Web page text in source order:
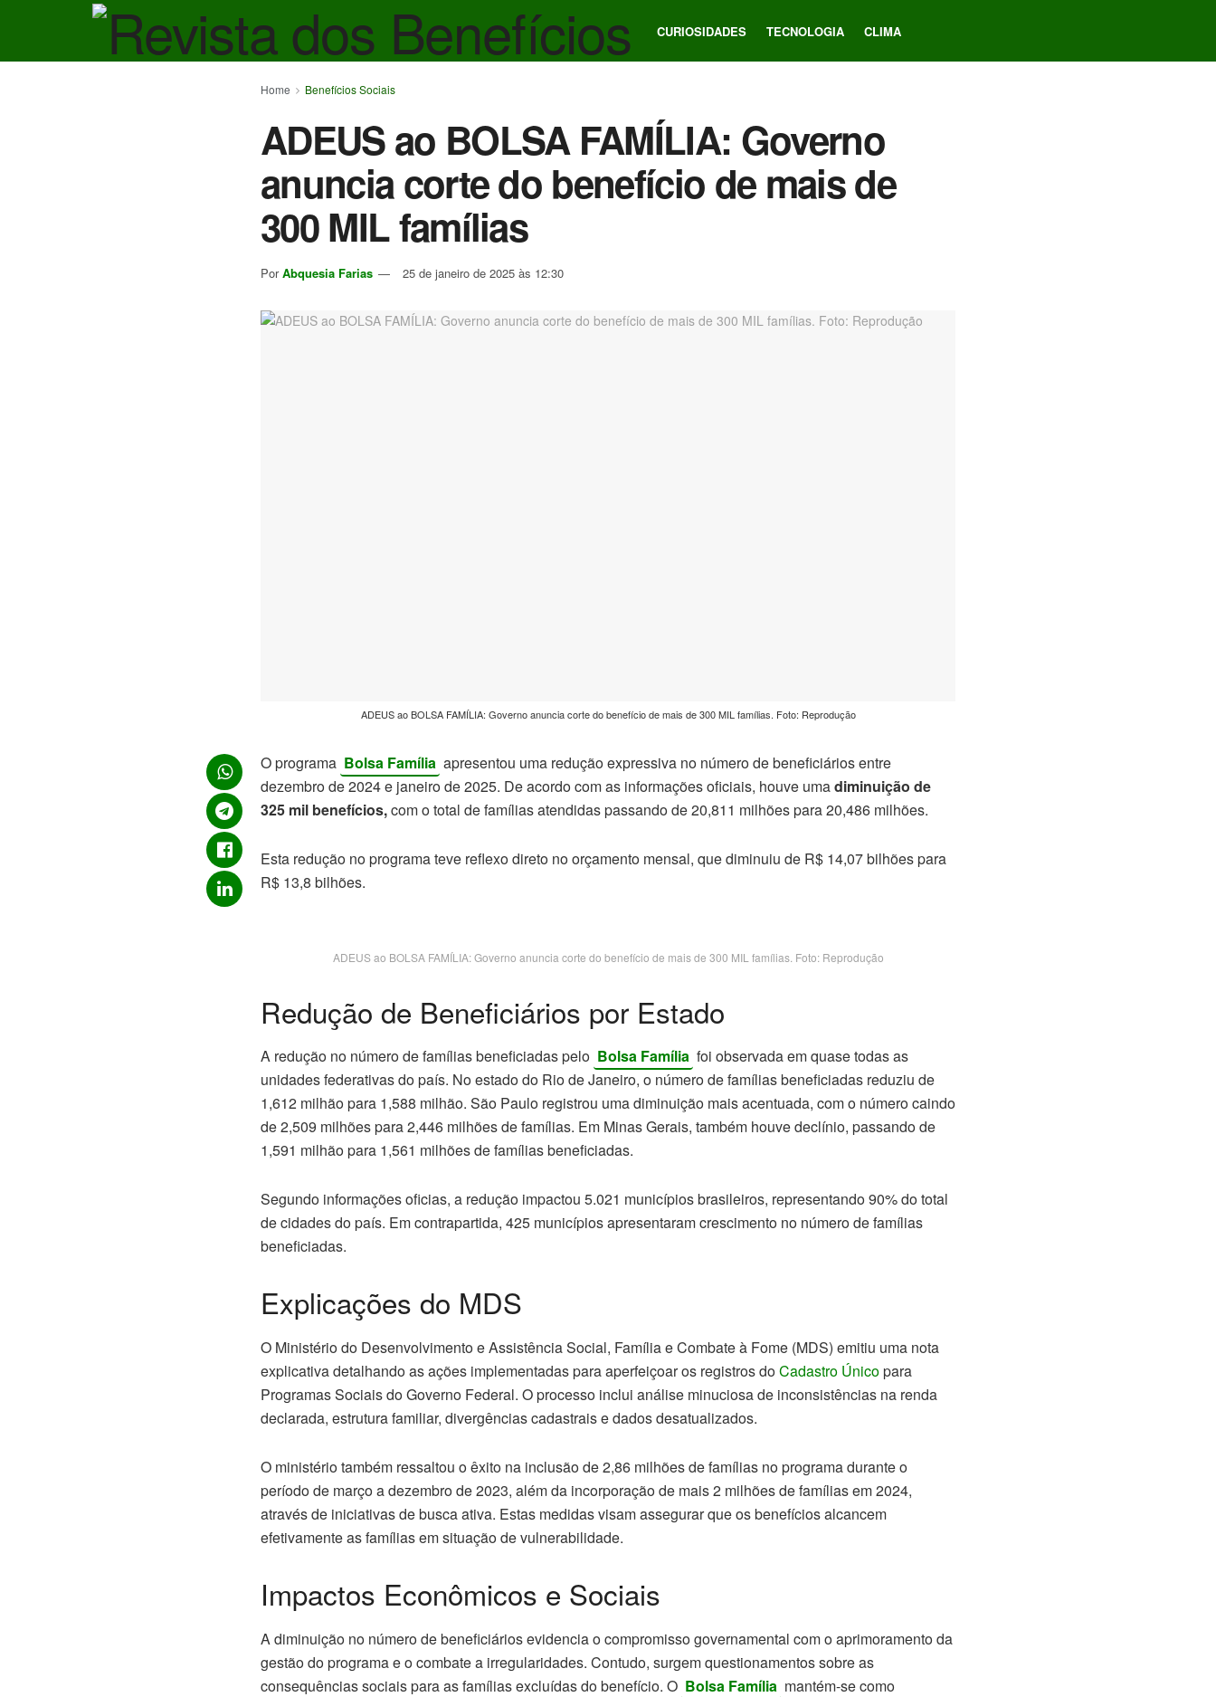
CURIOSIDADES TECNOLOGIA CLIMA
Home Benefícios Sociais
ADEUS ao BOLSA FAMÍLIA: Governo
anuncia corte do benefício de mais de
300 MIL famílias
Por Abquesia Farias 25 de janeiro de 2025 às 12:30
ADEUS ao BOLSA FAMÍLIA: Governo anuncia corte do benefício de mais de 300 MIL famílias. Foto: Reprodução
O programa Bolsa Família apresentou uma redução expressiva no número de beneficiários entre
dezembro de 2024 e janeiro de 2025. De acordo com as informações oficiais, houve umadiminuição de
325 mil benefícios,com o total de famílias atendidas passando de 20,811 milhões para 20,486 milhões.
Esta redução no programa teve reflexo direto no orçamento mensal, que diminuiu de R$ 14,07 bilhões para
R$ 13,8 bilhões.
ADEUS ao BOLSA FAMÍLIA: Governo anuncia corte do benefício de mais de 300 MIL famílias. Foto: Reprodução
Redução de Beneficiários por Estado
A redução no número de famílias beneficiadas pelo Bolsa Família foi observada em quase todas as
unidades federativas do país. No estado do Rio de Janeiro, o número de famílias beneficiadas reduziu de
1,612 milhão para 1,588 milhão. São Paulo registrou uma diminuição mais acentuada, com o número caindo
de 2,509 milhões para 2,446 milhões de famílias. Em Minas Gerais, também houve declínio, passando de
1,591 milhão para 1,561 milhões de famílias beneficiadas.
Segundo informações oficias, a redução impactou 5.021 municípios brasileiros, representando 90% do total
de cidades do país. Em contrapartida, 425 municípios apresentaram crescimento no número de famílias
beneficiadas.
Explicações do MDS
O Ministério do Desenvolvimento e Assistência Social, Família e Combate à Fome (MDS) emitiu uma nota
explicativa detalhando as ações implementadas para aperfeiçoar os registros doCadastro Únicopara
Programas Sociais do Governo Federal. O processo inclui análise minuciosa de inconsistências na renda
declarada, estrutura familiar, divergências cadastrais e dados desatualizados.
O ministério também ressaltou o êxito na inclusão de 2,86 milhões de famílias no programa durante o
período de março a dezembro de 2023, além da incorporação de mais 2 milhões de famílias em 2024,
através de iniciativas de busca ativa. Estas medidas visam assegurar que os benefícios alcancem
efetivamente as famílias em situação de vulnerabilidade.
Impactos Econômicos e Sociais
A diminuição no número de beneficiários evidencia o compromisso governamental com o aprimoramento da
gestão do programa e o combate a irregularidades. Contudo, surgem questionamentos sobre as
consequências sociais para as famílias excluídas do benefício. O Bolsa Família mantém-se como